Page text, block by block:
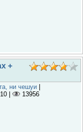
+
ни чешуи
13956